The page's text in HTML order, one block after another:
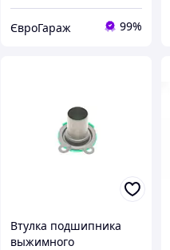
ЄвроГараж 99%
Втулка подшипника
выжимного